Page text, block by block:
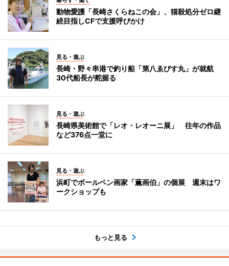
動物愛護「長崎さくらねこの会」、猫殺処分ゼロ継
続目指しCFで支援呼びかけ
見る・遊ぶ
長崎・野々串港で釣り船「第八ゑびす丸」が就航
30代船長が舵握る
見る・遊ぶ
長崎県美術館で「レオ・レオーニ展」 往年の作品
など376点一堂に
見る・遊ぶ
浜町でボールペン画家「薫画伯」の個展 週末はワ
ークショップも
もっと見る